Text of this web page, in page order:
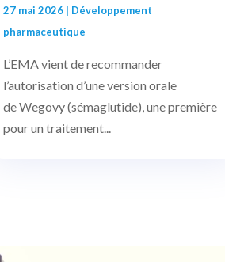
27 mai 2026| Développement
pharmaceutique
L’EMA vient de recommander
l’autorisation d’une version orale
de Wegovy (sémaglutide), une première
pour un traitement...